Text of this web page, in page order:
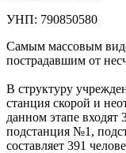
УНП: 790850580
Самым массовым
пострадавшим от
В структуру
станция скорой и
данном этапе входят
подстанция №1,
составляет 391